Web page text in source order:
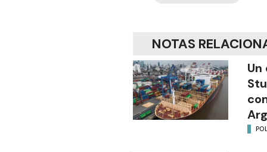
NOTAS